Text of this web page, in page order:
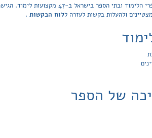
הפתרונות מכסה את כל ספרי
ולהעלות בקשות לעזרה ללוח הבקשות .
של הספר